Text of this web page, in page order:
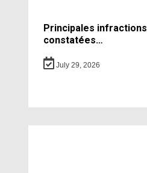
Principales infractions
constatées…
July 29, 2026